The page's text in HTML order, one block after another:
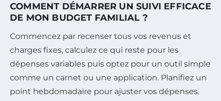
COMMENT DÉMARRER UN SUIVI EFFICACE
DE MON BUDGET FAMILIAL ?
Commencez par recenser tous vos revenus et
charges fixes, calculez ce qui reste pour les
dépenses variables puis optez pour un outil simple
comme un carnet ou une application. Planifiez un
point hebdomadaire pour ajuster vos dépenses.